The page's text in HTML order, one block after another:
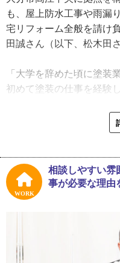
も、屋上防水工事や雨漏
宅リフォーム全般を請け
田誠さん（以下、松木田
「大学を辞めた頃に塗装
初めて塗装の仕事を経験
ですが、塗装だけはやっ
つか仕事を経験したけど
塗装会社で職人としての
０１３年にベストカラー
っとこうしたい」と色々
独立のきっかけだったそ
尋ねると、例えば梅雨の
WORK
相談しやすい雰
事が必要な理由